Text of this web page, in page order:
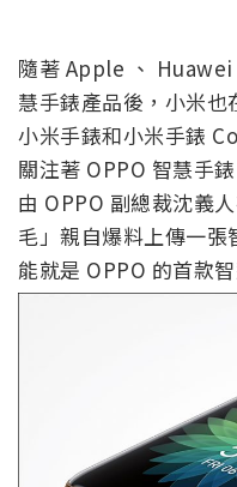
隨著 Apple 、
慧手錶產品後，小米
小米手錶和小米手錶
關注著 OPPO 智慧手
由 OPPO 副總裁沈義
毛」親自爆料上傳一
能就是 OPPO 的首款